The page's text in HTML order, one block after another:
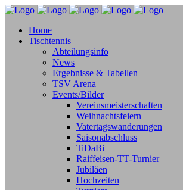
Home
Tischtennis
Abteilungsinfo
News
Ergebnisse & Tabellen
TSV Arena
Events/Bilder
Vereinsmeisterschaften
Weihnachtsfeiern
Vatertagswanderungen
Saisonabschluss
TiDaBi
Raiffeisen-TT-Turnier
Jubiläen
Hochzeiten